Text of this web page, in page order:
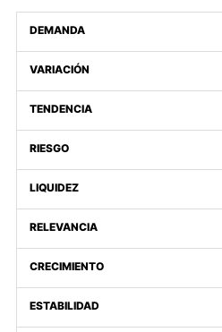
DEMANDA
VARIACIÓN
TENDENCIA
RIESGO
LIQUIDEZ
RELEVANCIA
CRECIMIENTO
ESTABILIDAD